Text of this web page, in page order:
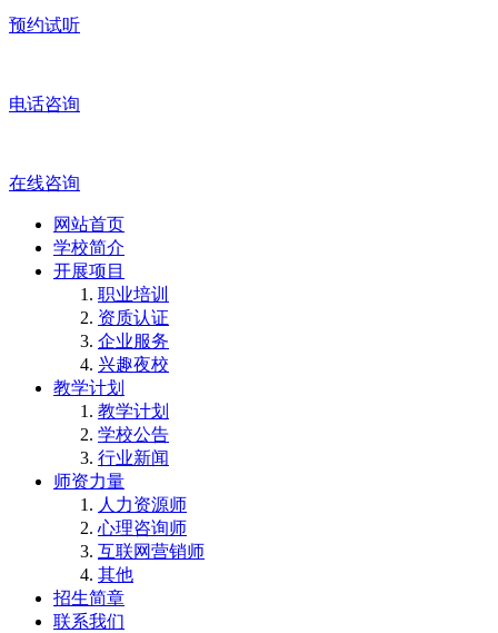
预约试听
电话咨询
在线咨询
网站首页
学校简介
开展项目
职业培训
资质认证
企业服务
兴趣夜校
教学计划
教学计划
学校公告
行业新闻
师资力量
人力资源师
心理咨询师
互联网营销师
其他
招生简章
联系我们